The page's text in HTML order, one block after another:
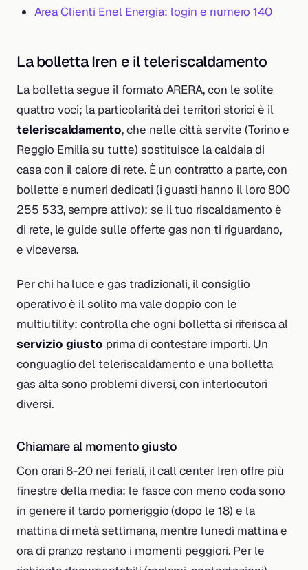
Area Clienti Enel Energia: login e numero 140
La bolletta Iren e il teleriscaldamento
La bolletta segue il formato ARERA, con le solite
quattro voci; la particolarità dei territori storici è il
teleriscaldamento, che nelle città servite (Torino e
Reggio Emilia su tutte) sostituisce la caldaia di
casa con il calore di rete. È un contratto a parte, con
bollette e numeri dedicati (i guasti hanno il loro 800
255 533, sempre attivo): se il tuo riscaldamento è
di rete, le guide sulle offerte gas non ti riguardano,
e viceversa.
Per chi ha luce e gas tradizionali, il consiglio
operativo è il solito ma vale doppio con le
multiutility: controlla che ogni bolletta si riferisca al
servizio giusto prima di contestare importi. Un
conguaglio del teleriscaldamento e una bolletta
gas alta sono problemi diversi, con interlocutori
diversi.
Chiamare al momento giusto
Con orari 8-20 nei feriali, il call center Iren offre più
finestre della media: le fasce con meno coda sono
in genere il tardo pomeriggio (dopo le 18) e la
mattina di metà settimana, mentre lunedì mattina e
ora di pranzo restano i momenti peggiori. Per le